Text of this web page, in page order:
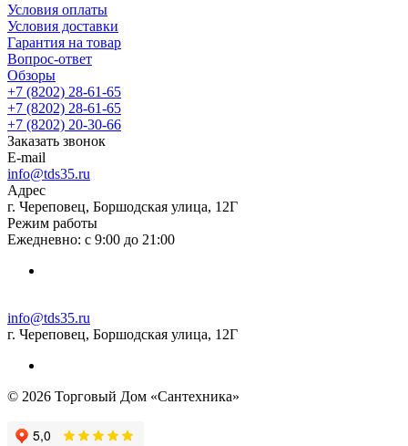
Условия оплаты
Условия доставки
Гарантия на товар
Вопрос-ответ
Обзоры
+7 (8202) 28‑61-65
+7 (8202) 28‑61-65
+7 (8202) 20‑30-66
Заказать звонок
E-mail
info@tds35.ru
Адрес
г. Череповец, Боршодская улица, 12Г
Режим работы
Ежедневно: с 9:00 до 21:00
info@tds35.ru
г. Череповец, Боршодская улица, 12Г
© 2026 Торговый Дом «Сантехника»